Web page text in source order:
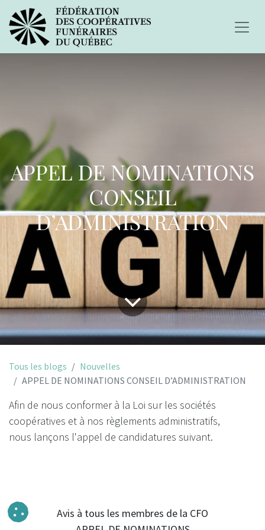
APPEL DE NOMINATIONS
CONSEIL
D’ADMINISTRATION
Tous les blogs
Nouvelles
APPEL DE NOMINATIONS CONSEIL D’ADMINISTRATION
Afin de nous conformer à la Loi sur les sociétés
coopératives et à nos règlements administratifs,
nous lançons l'appel de candidatures suivant.
Avis à tous les membres de la CFO